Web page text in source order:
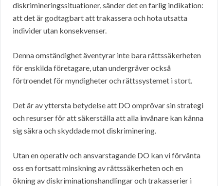
diskrimineringssituationer, sänder det en farlig indikation:
att det är godtagbart att trakassera och hota utsatta
individer utan konsekvenser.
Denna omständighet äventyrar inte bara rättssäkerheten
för enskilda företagare, utan undergräver också
förtroendet för myndigheter och rättssystemet i stort.
Det är av yttersta betydelse att DO omprövar sin strategi
och resurser för att säkerställa att alla invånare kan känna
sig säkra och skyddade mot diskriminering.
Utan en operativ och ansvarstagande DO kan vi förvänta
oss en fortsatt minskning av rättssäkerheten och en
ökning av diskriminationshandlingar och trakasserier i